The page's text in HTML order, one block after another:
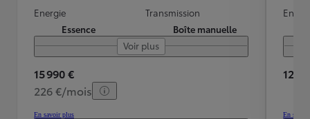
Energie
Essence
Transmission
Boîte manuelle
Voir plus
15 990 €
226 €/mois
En savoir plus
12
En